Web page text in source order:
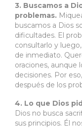
3. Buscamos a
problemas.
buscamos a Dios
dificultades. El
consultarlo y
de inmediato.
oraciones, aunque
decisiones. Por
después de los
4. Lo que Dios
Dios no busca
sus principios. Él